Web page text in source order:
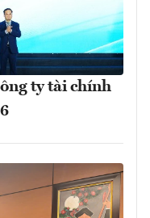
ty tài chính